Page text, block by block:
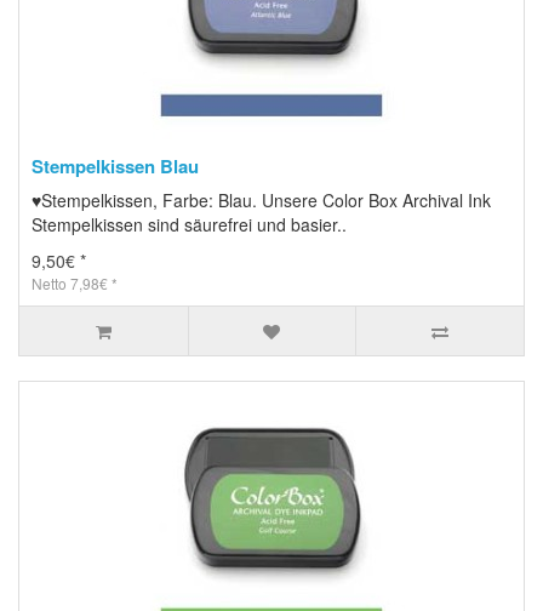
Stempelkissen Blau
♥Stempelkissen, Farbe: Blau. Unsere Color Box Archival Ink
Stempelkissen sind säurefrei und basier..
9,50€ *
Netto 7,98€ *